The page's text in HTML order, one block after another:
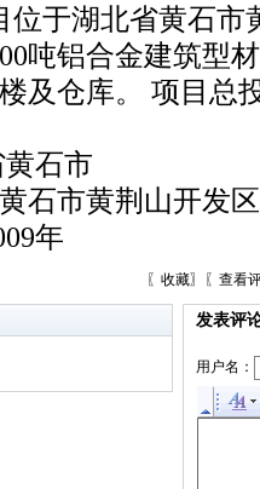
位于湖北省黄石
吨铝合金建筑型
及仓库。 项目
黄石市
黄石市黄荆山开
年
〖 收藏〗〖 查看
发表评
用户名：